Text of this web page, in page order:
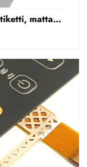
Kiiltävä muovikalvotarran etiketti, mattapintainen etupaneelin tarran etiketti, korostettu polycarbonaattipäällys